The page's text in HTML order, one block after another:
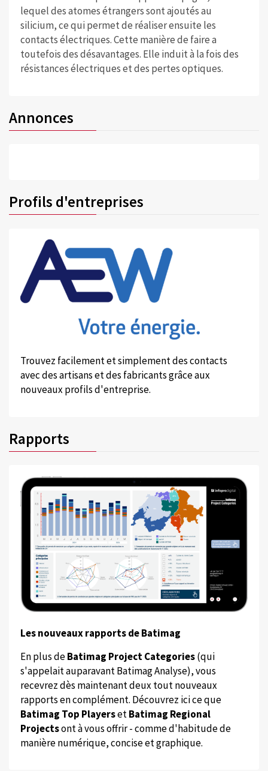
lequel des atomes étrangers sont ajoutés au
silicium, ce qui permet de réaliser ensuite les
contacts électriques. Cette manière de faire a
toutefois des désavantages. Elle induit à la fois des
résistances électriques et des pertes optiques.
Annonces
Profils d'entreprises
Trouvez facilement et simplement des contacts
avec des artisans et des fabricants grâce aux
nouveaux profils d'entreprise.
Rapports
Les nouveaux rapports de Batimag
En plus deBatimag Project Categories(qui
s'appelait auparavant Batimag Analyse), vous
recevrez dès maintenant deux tout nouveaux
rapports en complément. Découvrez ici ce que
Batimag Top PlayersetBatimag Regional
Projectsont à vous offrir - comme d'habitude de
manière numérique, concise et graphique.